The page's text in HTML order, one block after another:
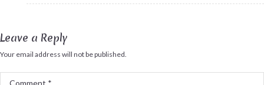
Leave a Reply
Your email address will not be published.
Comment